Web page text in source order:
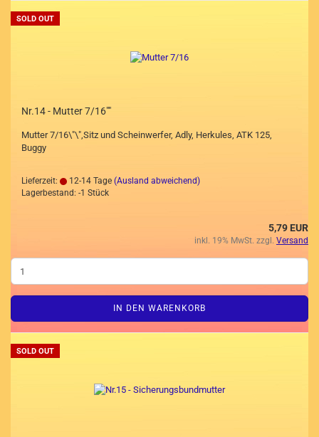
SOLD OUT
Nr.14 - Mutter 7/16""
Mutter 7/16\"\",Sitz und Scheinwerfer, Adly, Herkules, ATK 125,
Buggy
Lieferzeit: 12-14 Tage (Ausland abweichend)
Lagerbestand: -1 Stück
5,79 EUR
inkl. 19% MwSt. zzgl. Versand
IN DEN WARENKORB
SOLD OUT